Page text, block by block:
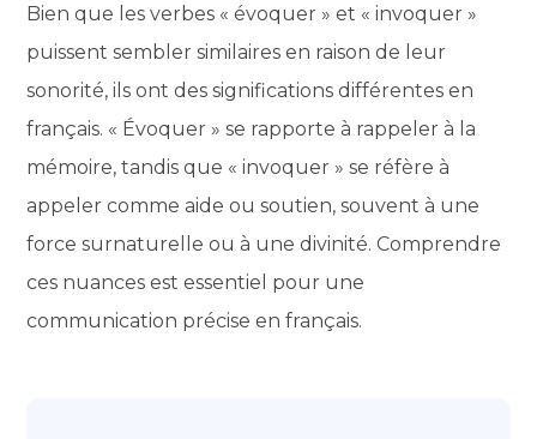
Bien que les verbes « évoquer » et « invoquer »
puissent sembler similaires en raison de leur
sonorité, ils ont des significations différentes en
français. « Évoquer » se rapporte à rappeler à la
mémoire, tandis que « invoquer » se réfère à
appeler comme aide ou soutien, souvent à une
force surnaturelle ou à une divinité. Comprendre
ces nuances est essentiel pour une
communication précise en français.